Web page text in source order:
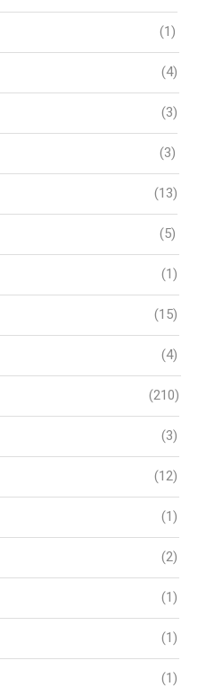
(1)
(4)
(3)
(3)
(13)
(5)
(1)
(15)
(4)
(210)
(3)
(12)
(1)
(2)
(1)
(1)
(1)